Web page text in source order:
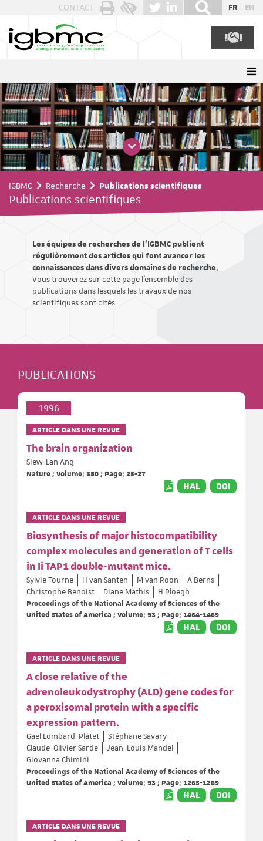
CONTACT FR EN
IGBMC Recherche Publications scientifiques
Publications scientifiques
Les équipes de recherches de l'IGBMC publient
régulièrement des articles qui font avancer les
connaissances dans divers domaines de recherche.
Vous trouverez sur cette page l'ensemble des
publications dans lesquels les travaux de nos
scientifiques sont cités.
PUBLICATIONS
1996
ARTICLE DANS UNE REVUE
The brain organization
Siew-Lan Ang
Nature ; Volume: 380 ; Page: 25-27
HAL DOI
ARTICLE DANS UNE REVUE
Biosynthesis of major histocompatibility
complex molecules and generation of T cells
in Ii TAP1 double-mutant mice.
Sylvie Tourne H van Santen M van Roon
A Berns
Christophe Benoist
Diane Mathis
H Ploegh
Proceedings of the National Academy of Sciences of the
United States of America ; Volume: 93 ; Page: 1464-1469
HAL DOI
ARTICLE DANS UNE REVUE
A close relative of the
adrenoleukodystrophy (ALD) gene codes for
a peroxisomal protein with a specific
expression pattern.
Gaël Lombard-Platet
Stéphane Savary
Claude-Olivier Sarde
Jean-Louis Mandel
Giovanna Chimini
Proceedings of the National Academy of Sciences of the
United States of America ; Volume: 93 ; Page: 1265-1269
HAL DOI
ARTICLE DANS UNE REVUE
Panneau de gestion des cookies